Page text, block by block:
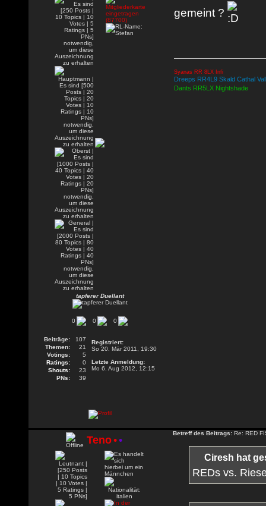
tapferer Duellant
0 0 0
Beiträge:
107
Themen:
21
Votings:
5
Ratings:
0
Shouts:
23
PNs:
39
Registriert:
So 20. Mär 2011, 19:30
Letzte Anmeldung:
Mo 6. Aug 2012, 12:15
gemeint ?
Syanas RR 8LX Infi
Dreeps RR4L9 Skald Cathal
Dants RR5LX Nightshade
Teno••
Betreff des Beitrags: Re: RED
Ciresh hat
REDs vs.